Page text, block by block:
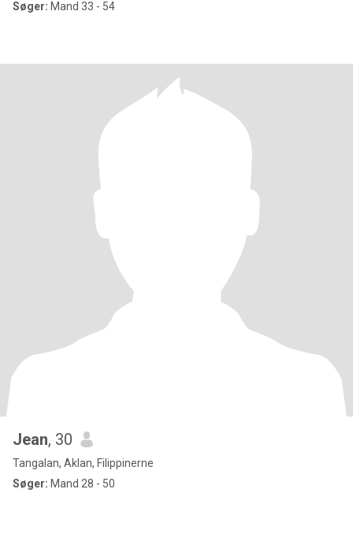
Søger: Mand 33 - 54
Jean, 30
Tangalan, Aklan, Filippinerne
Søger: Mand 28 - 50